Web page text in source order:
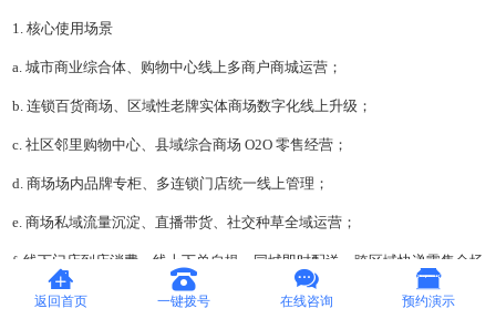
1. 核心使用场景
a. 城市商业综合体、购物中心线上多商户商城运营；
b. 连锁百货商场、区域性老牌实体商场数字化线上升级；
c. 社区邻里购物中心、县域综合商场 O2O 零售经营；
d. 商场场内品牌专柜、多连锁门店统一线上管理；
e. 商场私域流量沉淀、直播带货、社交种草全域运营；
f. 线下门店到店消费、线上下单自提、同城即时配送、跨区域快递零售全场
景履约。
返回首页 一键拨号 在线咨询 预约演示